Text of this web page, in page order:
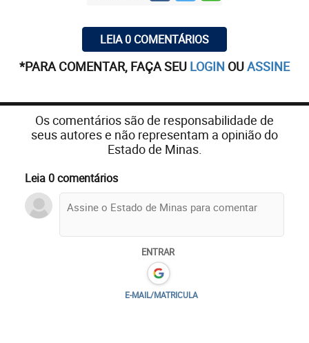
LEIA 0 COMENTÁRIOS
*PARA COMENTAR, FAÇA SEU LOGIN OUASSINE
Os comentários são de responsabilidade de
seus autores e não representam a opinião do
Estado de Minas.
Leia 0 comentários
ENTRAR
E-MAIL/MATRICULA